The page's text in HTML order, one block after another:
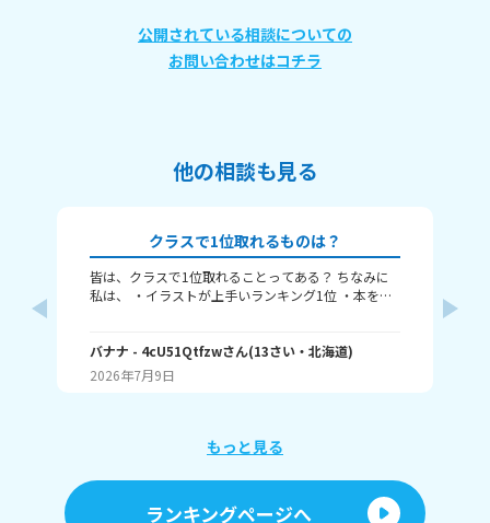
公開されている相談についての
お問い合わせはコチラ
他の相談も見る
クラスで1位取れるものは？
皆は、クラスで1位取れることってある？ ちなみに
私は、 ・イラストが上手いランキング1位 ・本を読
ングで1位取れる？ 書いてくれたら嬉しいです！ じ
ゃね。
バナナ - 4cU51Qtfzwさん(13さい・ 北海道)
2026年7月9日
もっと見る
ランキングページへ